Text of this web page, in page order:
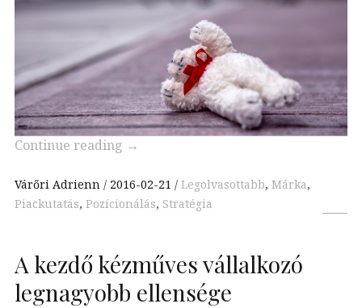
Continue reading →
Várőri Adrienn 2016-02-21 Legolvasottabb, Márka,
Piackutatás, Pozícionálás, Stratégia
A kezdő kézműves vállalkozó
legnagyobb ellensége